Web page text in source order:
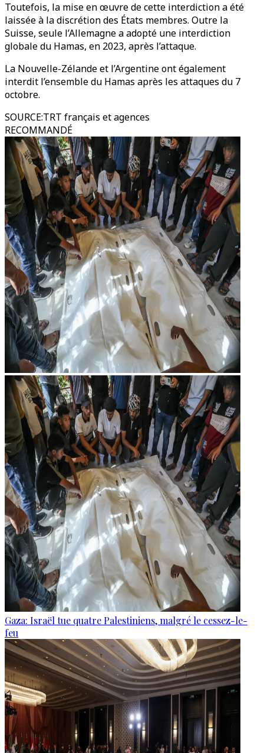
Toutefois, la mise en œuvre de cette interdiction a été
laissée à la discrétion des États membres. Outre la
Suisse, seule l’Allemagne a adopté une interdiction
globale du Hamas, en 2023, après l’attaque.
La Nouvelle-Zélande et l’Argentine ont également
interdit l’ensemble du Hamas après les attaques du 7
octobre.
SOURCE:TRT français et agences
RECOMMANDÉ
Gaza: Israël tue quatre Palestiniens, malgré le cessez-le-
feu